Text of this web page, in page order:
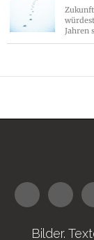
Jahren
Bilder.